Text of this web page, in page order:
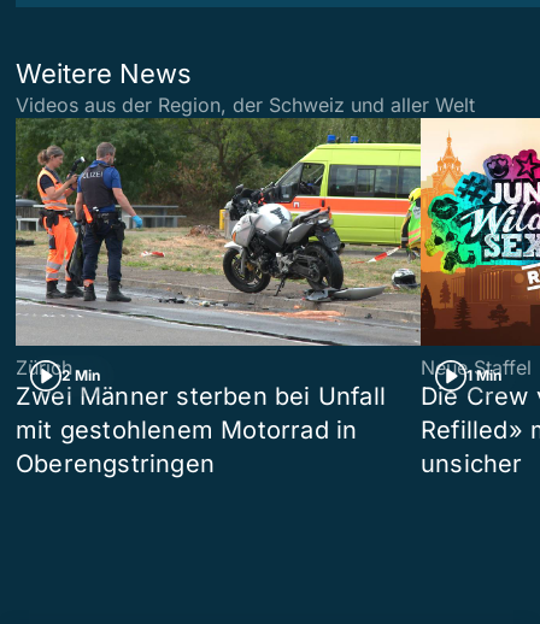
Weitere News
Videos aus der Region, der Schweiz und aller Welt
2 Min
Zürich
Zwei Männer sterben bei Unfall
mit gestohlenem Motorrad in
Oberengstringen
1 Min
Neue Staffel
Die Crew
Refilled»
unsicher